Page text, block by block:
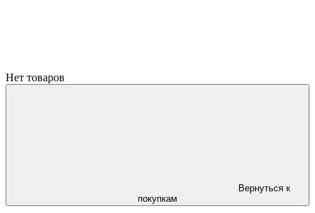
Нет товаров
Вернуться к
покупкам